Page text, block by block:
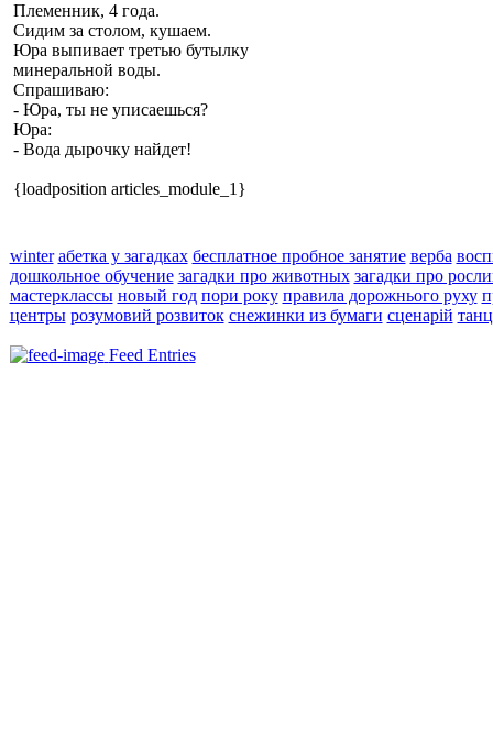
Племенник, 4 года.
Сидим за столом, кушаем.
Юра выпивает третью бутылку
минеральной воды.
Спрашиваю:
- Юра, ты не уписаешься?
Юра:
- Вода дырочку найдет!
{loadposition articles_module_1}
winter абетка у загадках бесплатное пробное занятие верба
дошкольное обучение загадки про животных загадки про
мастерклассы новый год пори року правила дорожнього руху
центры розумовий розвиток снежинки из бумаги сценарій
Feed Entries